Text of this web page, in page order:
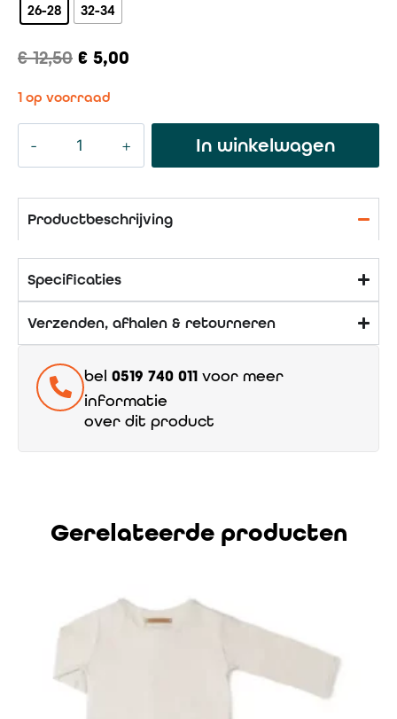
26-28 32-34
€12,50 € 5,00
1 op voorraad
In winkelwagen
Productbeschrijving
Specificaties
Verzenden, afhalen & retourneren
bel 0519 740 011 voor meer
informatie
over dit product
Gerelateerde producten